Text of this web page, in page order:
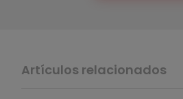
Artículos relacionados